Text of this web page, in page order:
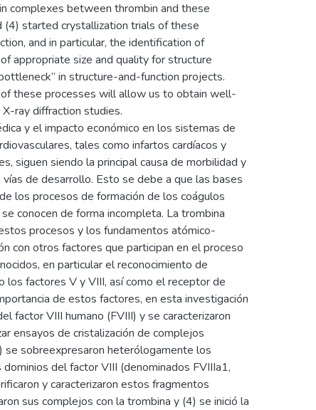
complexes between thrombin and these
(4) started crystallization trials of these
and in particular, the identification of
appropriate size and quality for structure
in structure-and-function projects.
these processes will allow us to obtain well-
ray diffraction studies.
y el impacto económico en los sistemas de
tales como infartos cardíacos y
siguen siendo la principal causa de morbilidad y
de desarrollo. Esto se debe a que las bases
los procesos de formación de los coágulos
conocen de forma incompleta. La trombina
procesos y los fundamentos atómico-
con otros factores que participan en el proceso
en particular el reconocimiento de
los factores V y VIII, así como el receptor de
de estos factores, en esta investigación
factor VIII humano (FVIII) y se caracterizaron
ensayos de cristalización de complejos
se sobreexpresaron heterólogamente los
del factor VIII (denominados FVIIIa1,
y caracterizaron estos fragmentos
sus complejos con la trombina y (4) se inició la